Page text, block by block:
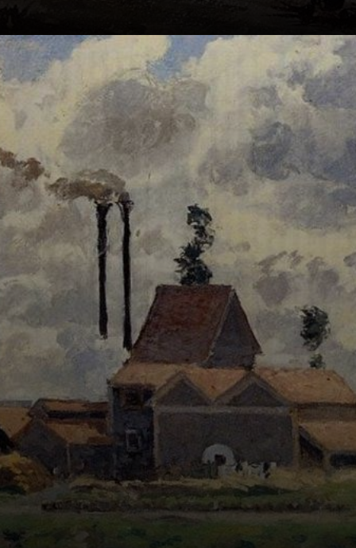
Ele nasceu em St.
Thomas, mas foi
enviado pra Paris
estudar arte bem
cedo. Começou a
curtir os museus
lá.